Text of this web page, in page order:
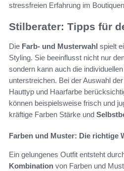
stressfreien Erfahrung im
Stilberater: Tipps für
Die Farb- und Musterwahl spielt
Styling. Sie beeinflusst nicht nur
sondern kann auch die
unterstreichen. Bei der Auswahl
Hauttyp und Haarfarbe
können beispielsweise frisch und
kräftige Farben Stärke und
Farben und Muster: Die richtige
Ein gelungenes Outfit entsteht
Kombination von Farben und